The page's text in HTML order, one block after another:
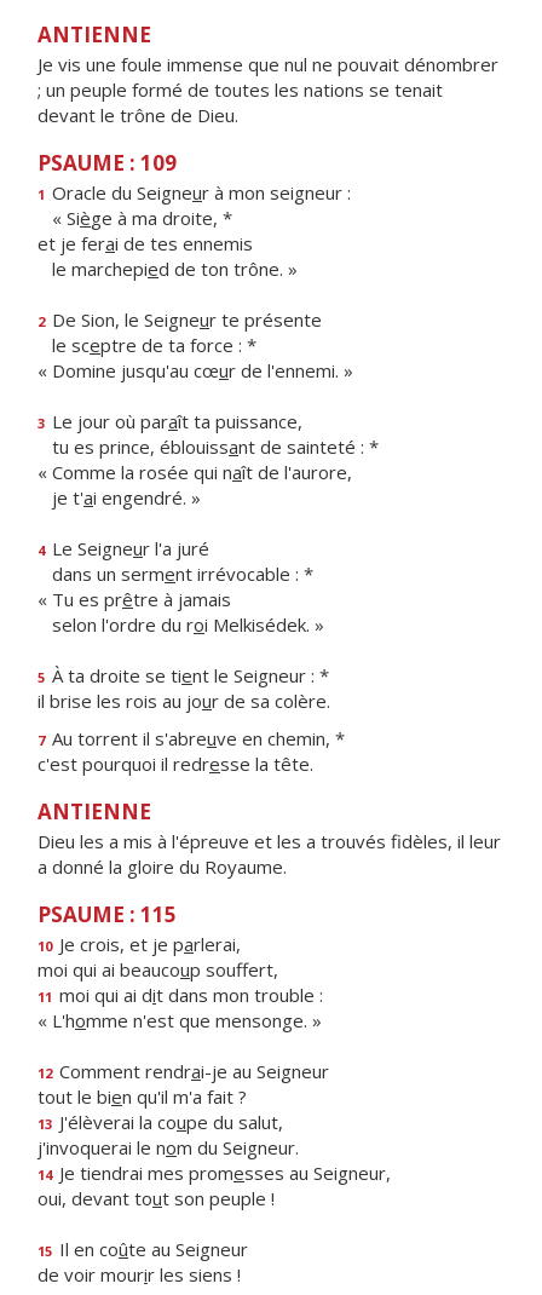
ANTIENNE
Je vis une foule immense que nul ne pouvait dénombrer
; un peuple formé de toutes les nations se tenait
devant le trône de Dieu.
PSAUME : 109
1 Oracle du Seigneur à mon seigneur :
« Siège à ma droite, *
et je ferai de tes ennemis
le marchepied de ton trône. »
2 De Sion, le Seigneur te présente
le sceptre de ta force : *
« Domine jusqu'au cœur de l'ennemi. »
3 Le jour où paraît ta puissance,
tu es prince, éblouissant de sainteté : *
« Comme la rosée qui naît de l'aurore,
je t'ai engendré. »
4 Le Seigneur l'a juré
dans un serment irrévocable : *
« Tu es prêtre à jamais
selon l'ordre du roi Melkisédek. »
5 À ta droite se tient le Seigneur : *
il brise les rois au jour de sa colère.
7 Au torrent il s'abreuve en chemin, *
c'est pourquoi il redresse la tête.
ANTIENNE
Dieu les a mis à l'épreuve et les a trouvés fidèles, il leur
a donné la gloire du Royaume.
PSAUME : 115
10 Je crois, et je parlerai,
moi qui ai beaucoup souffert,
11 moi qui ai dit dans mon trouble :
« L'homme n'est que mensonge. »
12 Comment rendrai-je au Seigneur
tout le bien qu'il m'a fait ?
13 J'élèverai la coupe du salut,
j'invoquerai le nom du Seigneur.
14 Je tiendrai mes promesses au Seigneur,
oui, devant tout son peuple !
15 Il en coûte au Seigneur
de voir mourir les siens !